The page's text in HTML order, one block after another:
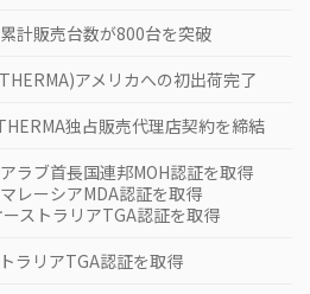
計販売台数が800台を突破
アメリカへの初出荷完了
独占販売代理店契約を締結
ラブ首長国連邦MOH認証を取得
レーシアMDA認証を取得
ストラリアTGA認証を取得
ラリアTGA認証を取得